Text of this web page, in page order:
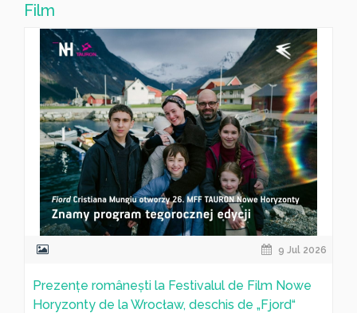
Film
9 Jul 2026
Prezențe românești la Festivalul de Film Nowe
Horyzonty de la Wrocław, deschis de „Fjord“